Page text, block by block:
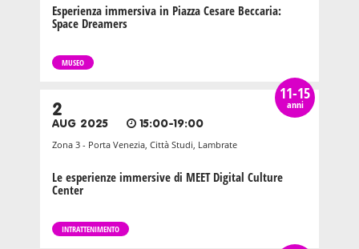
Esperienza immersiva in Piazza Cesare Beccaria:
Space Dreamers
MUSEO
11-15
anni
2
AUG 2025 15:00-19:00
Zona 3 - Porta Venezia, Città Studi, Lambrate
Le esperienze immersive di MEET Digital Culture
Center
INTRATTENIMENTO